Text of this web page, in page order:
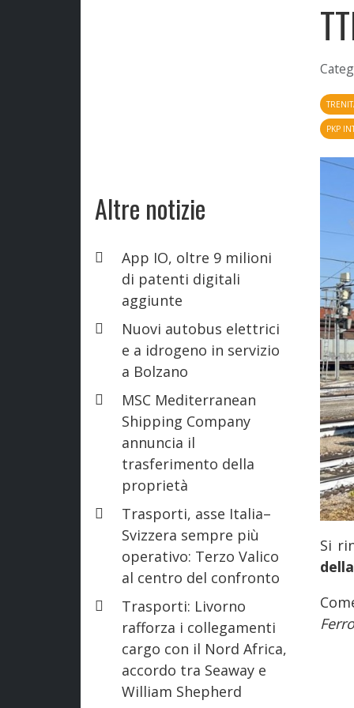
Altre notizie
App IO, oltre 9 milioni
di patenti digitali
aggiunte
Nuovi autobus elettrici
e a idrogeno in servizio
a Bolzano
MSC Mediterranean
Shipping Company
annuncia il
trasferimento della
proprietà
Trasporti, asse Italia–
Svizzera sempre più
operativo: Terzo Valico
al centro del confronto
Trasporti: Livorno
rafforza i collegamenti
cargo con il Nord Africa,
accordo tra Seaway e
William Shepherd
PKP
Si